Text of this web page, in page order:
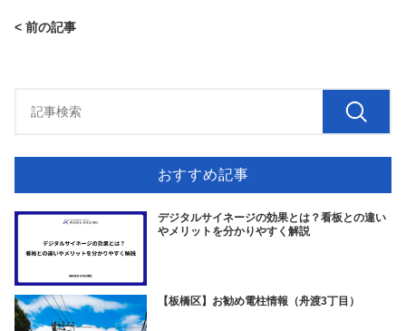
< 前の記事
おすすめ記事
デジタルサイネージの効果とは？看板との違い
やメリットを分かりやすく解説
【板橋区】お勧め電柱情報（舟渡3丁目）